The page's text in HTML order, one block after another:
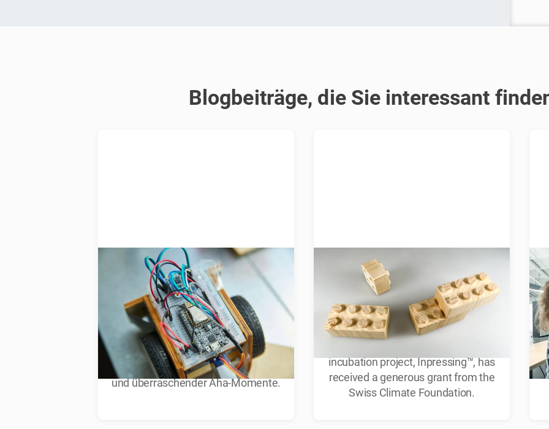
Blogbeiträge, die Sie interessant
Was wir über Prototyping
wissen... bis jetzt
Prototyping ist ein Innovationstreiber.
Hier sind die Erkenntnisse aus über
40 Jahren voller Tests, Experimente
und überraschender Aha-Momente.
Inpressing™ grows stronger
with Swiss Climate
Foundation support
incubation project, Inpressing™, has
received a generous grant from the
Swiss Climate Foundation.